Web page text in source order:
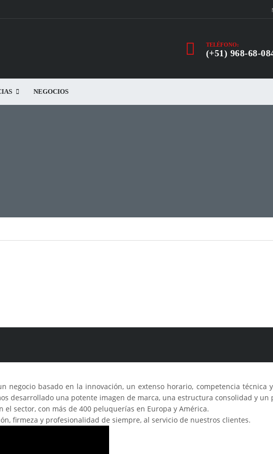
TELÉFONO:
(+51) 968-68-
NEGOCIOS
negocio basado en la innovación, un extenso horario, competencia técnica
desarrollado una potente imagen de marca, una estructura consolidad y un
sector, con más de 400 peluquerías en Europa y América.
firmeza y profesionalidad de siempre, al servicio de nuestros clientes.